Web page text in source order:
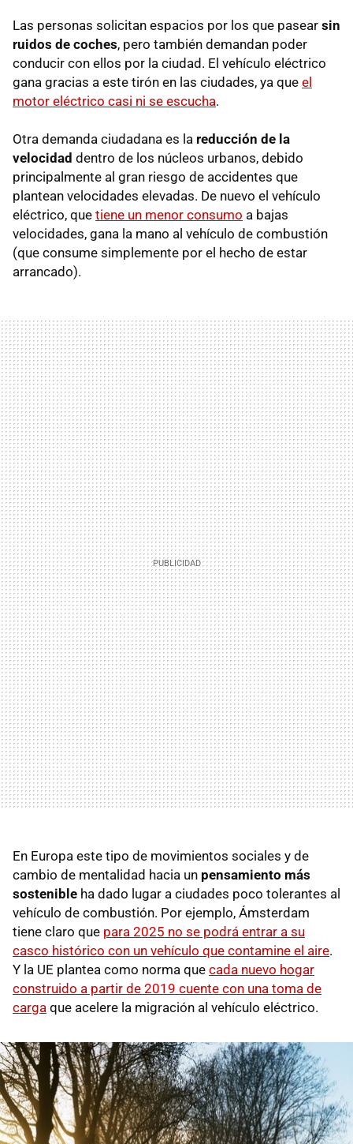
Las personas solicitan espacios por los que pasear sin
ruidos de coches, pero también demandan poder
conducir con ellos por la ciudad. El vehículo eléctrico
gana gracias a este tirón en las ciudades, ya que el
motor eléctrico casi ni se escucha.
Otra demanda ciudadana es la reducción de la
velocidad dentro de los núcleos urbanos, debido
principalmente al gran riesgo de accidentes que
plantean velocidades elevadas. De nuevo el vehículo
eléctrico, que tiene un menor consumo a bajas
velocidades, gana la mano al vehículo de combustión
(que consume simplemente por el hecho de estar
arrancado).
En Europa este tipo de movimientos sociales y de
cambio de mentalidad hacia un pensamiento más
sostenible ha dado lugar a ciudades poco tolerantes al
vehículo de combustión. Por ejemplo, Ámsterdam
tiene claro que para 2025 no se podrá entrar a su
casco histórico con un vehículo que contamine el aire.
Y la UE plantea como norma que cada nuevo hogar
construido a partir de 2019 cuente con una toma de
carga que acelere la migración al vehículo eléctrico.